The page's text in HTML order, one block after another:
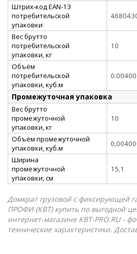
Штрих-код EAN-13
потребительской
упаковки
Вес брутто
потребительской
упаковки, кг
10
Объём
потребительской
упаковки, куб.м
Промежуточная упаковка
Вес брутто
промежуточной
упаковки, кг
10
Объём промежуточной
упаковки, куб.м
Ширина
промежуточной
упаковки, см
15,1
Домкрат грузовой с фиксирующей
ПРОФИ (КВТ) купить по выгодной
интернет-магазине КВТ-PRO.RU -
технические характеристики.